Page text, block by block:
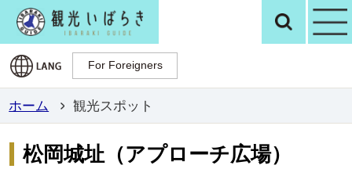
観光いばらき検
For Foreigners
For Foreigners
ホーム 観光スポット
松岡城址（アプローチ広場）